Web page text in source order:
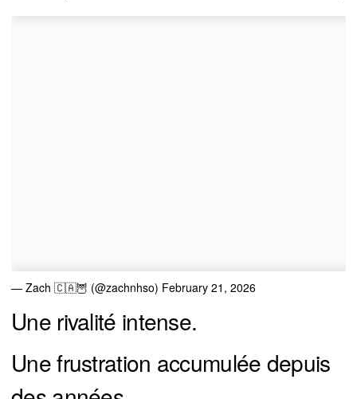
— Zach 🇨🇦🦉 (@zachnhso) February 21, 2026
Une rivalité intense.
Une frustration accumulée depuis